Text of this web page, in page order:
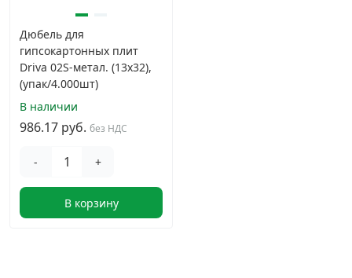
Дюбель для
гипсокартонных плит
Driva 02S-метал. (13х32),
(упак/4.000шт)
В наличии
986.17 руб. без НДС
- +
В корзину